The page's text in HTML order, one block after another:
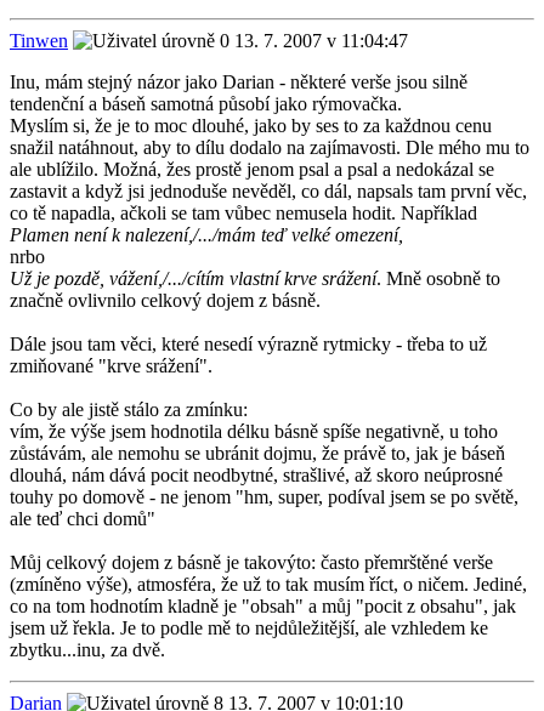
Tinwen
13. 7. 2007 v 11:04:47
Inu, mám stejný názor jako Darian - některé verše jsou silně
tendenční a báseň samotná působí jako rýmovačka.
Myslím si, že je to moc dlouhé, jako by ses to za každnou cenu
snažil natáhnout, aby to dílu dodalo na zajímavosti. Dle mého mu to
ale ublížilo. Možná, žes prostě jenom psal a psal a nedokázal se
zastavit a když jsi jednoduše nevěděl, co dál, napsals tam první věc,
co tě napadla, ačkoli se tam vůbec nemusela hodit. Například
Plamen není k nalezení,/.../mám teď velké omezení,
nrbo
Už je pozdě, vážení,/.../cítím vlastní krve srážení. Mně osobně to
značně ovlivnilo celkový dojem z básně.
Dále jsou tam věci, které nesedí výrazně rytmicky - třeba to už
zmiňované "krve srážení".
Co by ale jistě stálo za zmínku:
vím, že výše jsem hodnotila délku básně spíše negativně, u toho
zůstávám, ale nemohu se ubránit dojmu, že právě to, jak je báseň
dlouhá, nám dává pocit neodbytné, strašlivé, až skoro neúprosné
touhy po domově - ne jenom "hm, super, podíval jsem se po světě,
ale teď chci domů"
Můj celkový dojem z básně je takovýto: často přemrštěné verše
(zmíněno výše), atmosféra, že už to tak musím říct, o ničem. Jediné,
co na tom hodnotím kladně je "obsah" a můj "pocit z obsahu", jak
jsem už řekla. Je to podle mě to nejdůležitější, ale vzhledem ke
zbytku...inu, za dvě.
Darian
13. 7. 2007 v 10:01:10